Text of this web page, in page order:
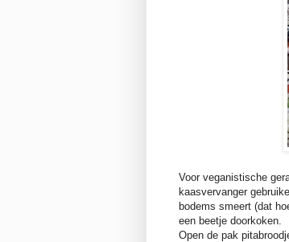
Voor veganistische
kaasvervanger
bodems smeert (dat
een beetje doorkoken.
Open de pak